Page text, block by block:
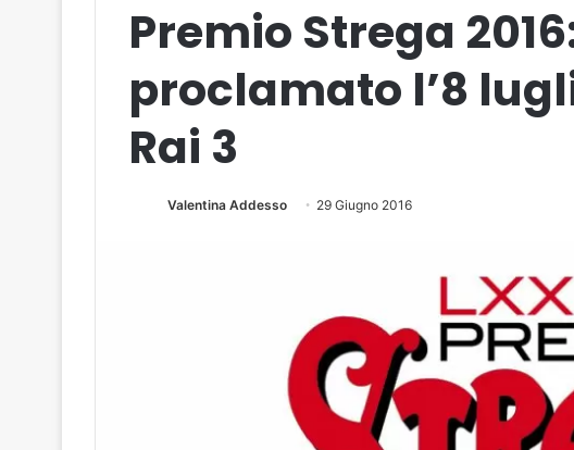
Premio Strega
proclamato l’8
Rai 3
Valentina Addesso 29 Giugno 2016